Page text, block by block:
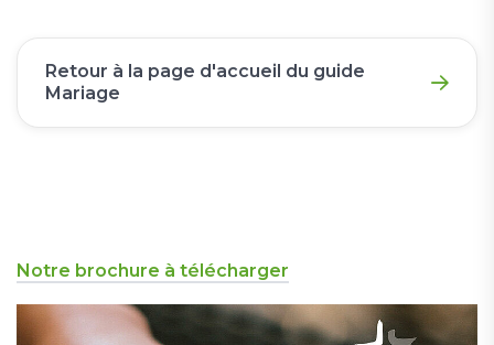
Retour à la page d'accueil du guide
Mariage
Notre brochure à télécharger